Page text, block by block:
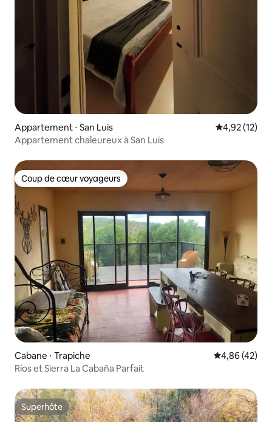
Appartement ⋅ San Luis Évaluation
4,92 (12)
Appartement chaleureux à San Luis
Coup de cœur voyageurs
Coup de cœur voyageurs
Cabane ⋅ Trapiche Évaluation
4,86 (42)
Ríos et Sierra La Cabaña Parfait
Superhôte
Superhôte